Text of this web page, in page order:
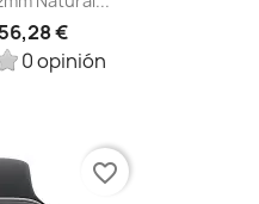
€
0 opinión
favorite_border